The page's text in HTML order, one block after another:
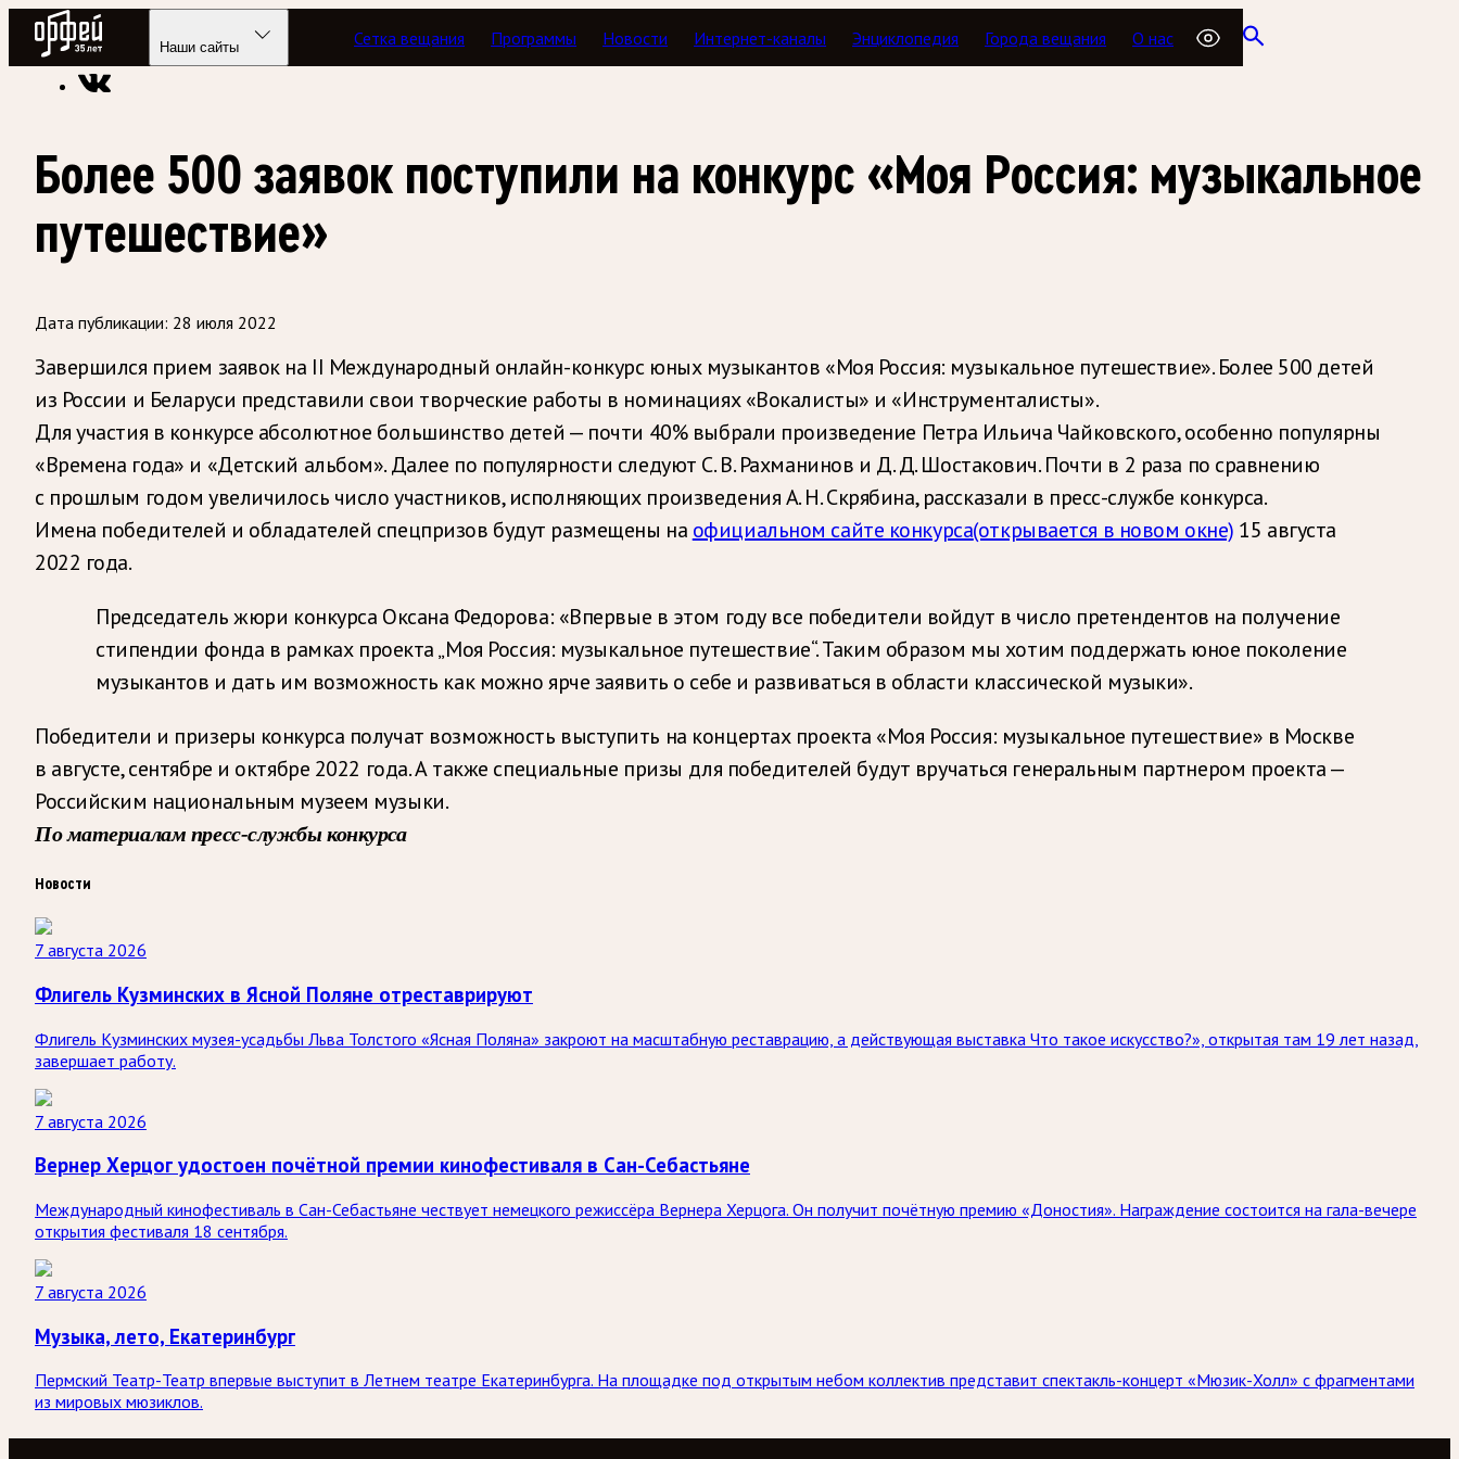
Радио Орфей
Наши сайты Сетка вещания Программы Новости Интернет-каналы Энциклопедия Города вещания О нас
Радио классической музыки «Орфей» Новости
Более 500 заявок поступили на конкурс «Моя Россия: музыкальное
путешествие»
Дата публикации: 28 июля 2022
Завершился прием заявок на II Международный онлайн-конкурс юных музыкантов «Моя Россия: музыкальное путешествие». Более 500 детей
из России и Беларуси представили свои творческие работы в номинациях «Вокалисты» и «Инструменталисты».
Для участия в конкурсе абсолютное большинство детей — почти 40% выбрали произведение Петра Ильича Чайковского, особенно популярны
«Времена года» и «Детский альбом». Далее по популярности следуют С. В. Рахманинов и Д. Д. Шостакович. Почти в 2 раза по сравнению
с прошлым годом увеличилось число участников, исполняющих произведения А. Н. Скрябина, рассказали в пресс-службе конкурса.
Имена победителей и обладателей спецпризов будут размещены на официальном сайте конкурса(открывается в новом окне) 15 августа
2022 года.
Председатель жюри конкурса Оксана Федорова: «Впервые в этом году все победители войдут в число претендентов на получение
стипендии фонда в рамках проекта „Моя Россия: музыкальное путешествие“. Таким образом мы хотим поддержать юное поколение
музыкантов и дать им возможность как можно ярче заявить о себе и развиваться в области классической музыки».
Победители и призеры конкурса получат возможность выступить на концертах проекта «Моя Россия: музыкальное путешествие» в Москве
в августе, сентябре и октябре 2022 года. А также специальные призы для победителей будут вручаться генеральным партнером проекта —
Российским национальным музеем музыки.
По материалам пресс-службы конкурса
Новости
7 августа 2026
Флигель Кузминских в Ясной Поляне отреставрируют
Флигель Кузминских музея-усадьбы Льва Толстого «Ясная Поляна» закроют на масштабную реставрацию, а действующая выставка Что такое искусство?», открытая там 19 лет назад,
завершает работу.
7 августа 2026
Вернер Херцог удостоен почётной премии кинофестиваля в Сан-Себастьяне
Международный кинофестиваль в Сан-Себастьяне чествует немецкого режиссёра Вернера Херцога. Он получит почётную премию «Доностия». Награждение состоится на гала-вечере
открытия фестиваля 18 сентября.
7 августа 2026
Музыка, лето, Екатеринбург
Пермский Театр-Театр впервые выступит в Летнем театре Екатеринбурга. На площадке под открытым небом коллектив представит спектакль-концерт «Мюзик-Холл» с фрагментами
из мировых мюзиклов.